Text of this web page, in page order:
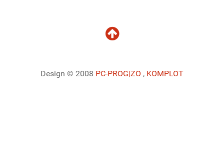
Design © 2008 PC-PROG|ZO , KOMPLOT